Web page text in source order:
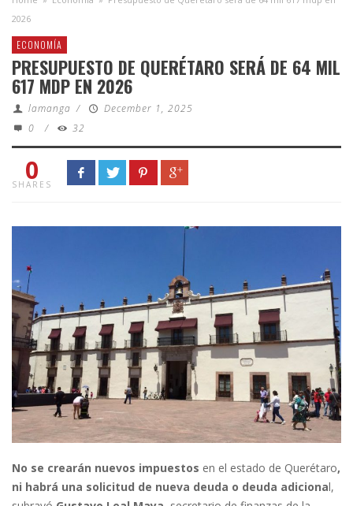
2026
ECONOMÍA
PRESUPUESTO DE QUERÉTARO SERÁ DE 64 MIL
617 MDP EN 2026
lamanga /
December 1, 2025
0
/ 32
0
SHARES
No se crearán nuevos impuestos en el estado de Querétaro,
ni habrá una solicitud de nueva deuda o deuda adicional,